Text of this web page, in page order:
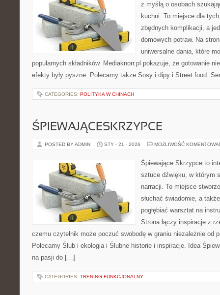
z myślą o osobach
kuchni. To miejsce dla
zbędnych komplikacji, a
domowych potraw. Na
uniwersalne dania, które
popularnych składników. Mediaknorr.pl pokazuje, że gotowanie
efekty były pyszne. Polecamy także Sosy i dipy i Street food.
CATEGORIES: POLITYKA W CHINACH
ŚPIEWAJĄCESKRZYPCE
POSTED BY ADMIN STY - 21 - 2026 MOŻLIWOŚĆ
Śpiewające Skrzypce to
sztuce dźwięku, w którym
narracji. To miejsce
słuchać świadomie, a
pogłębiać warsztat na
Strona łączy inspiracje z
czemu czytelnik może poczuć swobodę w graniu niezależnie od
Polecamy Ślub i ekologia i Ślubne historie i inspiracje. Idea
na pasji do […]
CATEGORIES: TRENING FUNKCJONALNY